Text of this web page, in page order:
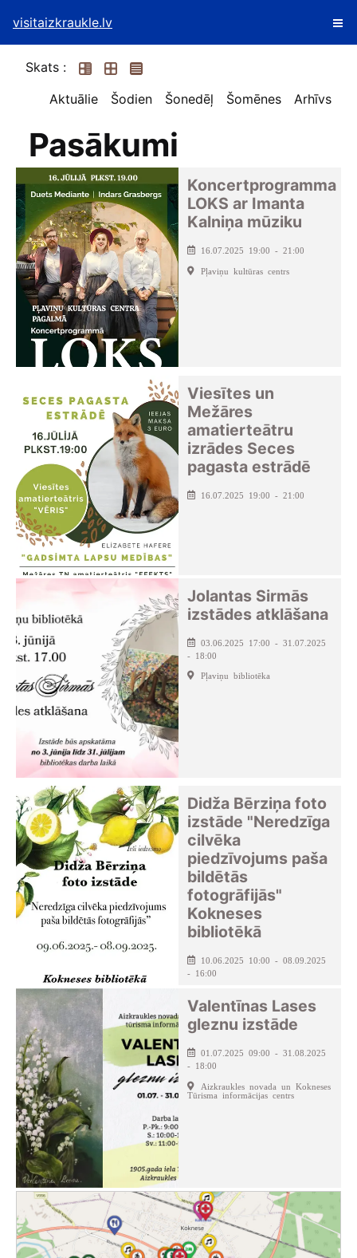
visitaizkraukle.lv
Skats :
Aktuālie
Šodien Šonedēļ Šomēnes Arhīvs
Pasākumi
Koncertprogramma
LOKS ar Imanta
Kalniņa mūziku
16.07.2025 19:00 - 21:00
Pļaviņu kultūras centrs
Viesītes un
Mežāres
amatierteātru
izrādes Seces
pagasta estrādē
16.07.2025 19:00 - 21:00
Jolantas Sirmās
izstādes atklāšana
03.06.2025 17:00 - 31.07.2025
- 18:00
Pļaviņu bibliotēka
Didža Bērziņa foto
izstāde "Neredzīga
cilvēka
piedzīvojums paša
bildētās
fotogrāfijās"
Kokneses
bibliotēkā
10.06.2025 10:00 - 08.09.2025
- 16:00
Valentīnas Lases
gleznu izstāde
01.07.2025 09:00 - 31.08.2025
- 18:00
Aizkraukles novada un Kokneses
Tūrisma informācijas centrs